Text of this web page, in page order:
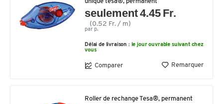
seulement 4.45 Fr.
(0.52 Fr. / m)
par p.
Délai de livraison : le jour ouvrable suivant chez
vous
Comparer Remarquer
Roller de rechange Tesa®, permanent